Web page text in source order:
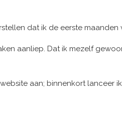
dat ik de eerste
aanliep. Dat ik mezelf
aan; binnenkort